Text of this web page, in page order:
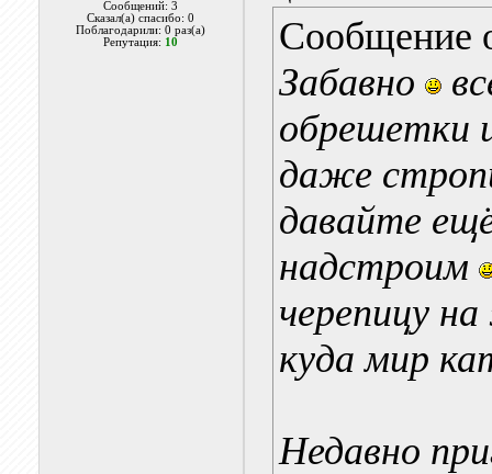
Сообщений: 3
Сказал(а) спасибо: 0
Поблагодарили: 0 раз(а)
Репутация: 10
Сообщение
Забавно
обрешетки
даже
давайте
надстроим
черепицу
куда мир
Недавно